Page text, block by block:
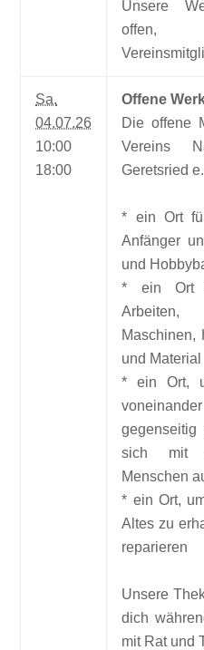
Unsere
Sa.
04.07.26
10:00
18:00
Offene
Die offene
Vereins
Geretsried
* ein Ort
Anfänger
und
* ein Ort
Arbeiten,
Maschinen,
und Material
* ein Ort,
sich mit
Menschen
* ein Ort,
Altes zu
reparieren
Unsere
dich
mit Rat und